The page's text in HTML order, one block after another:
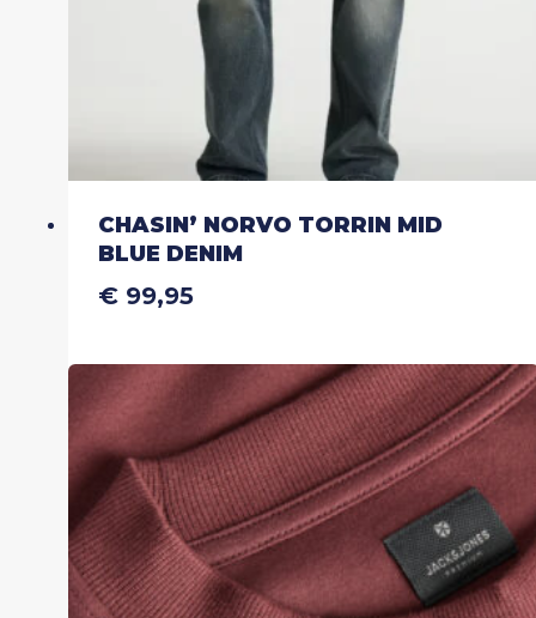
productpagina
CHASIN’ NORVO TORRIN MID
BLUE DENIM
€99,95
meerdere
variaties.
Deze
optie
kan
gekozen
worden
op